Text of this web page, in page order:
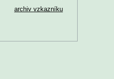
archiv vzkazníku